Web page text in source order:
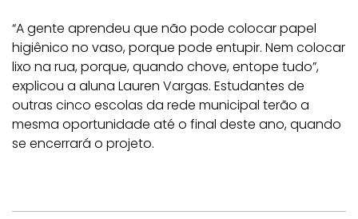
“A gente aprendeu que não pode colocar papel
higiênico no vaso, porque pode entupir. Nem colocar
lixo na rua, porque, quando chove, entope tudo”,
explicou a aluna Lauren Vargas. Estudantes de
outras cinco escolas da rede municipal terão a
mesma oportunidade até o final deste ano, quando
se encerrará o projeto.